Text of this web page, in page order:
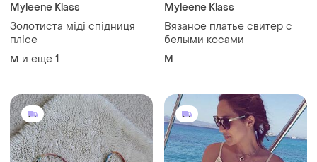
Myleene Klass
Золотиста міді спідниця
плісе
M и еще 1
Myleene Klass
Вязаное платье свитер с
белыми косами
M